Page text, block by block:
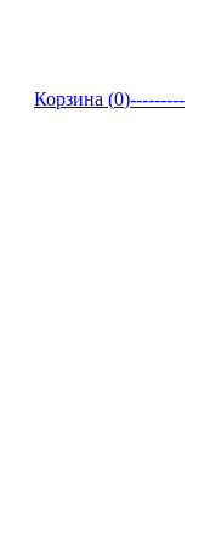
Корзина (0)---------